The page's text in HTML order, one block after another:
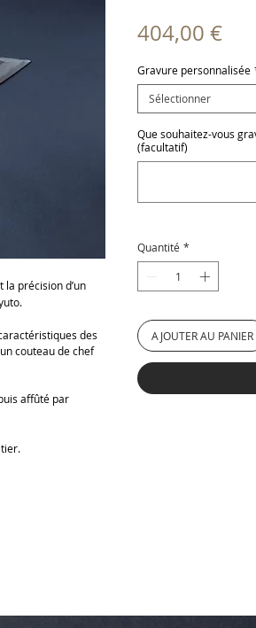
la précision d’un
des
couteau de chef
affûté par
404,00 €Prix
Gravure personnalisée
Sélectionner
Que souhaitez-vous
(facultatif)
Quantité *
AJOUTER AU PANIER